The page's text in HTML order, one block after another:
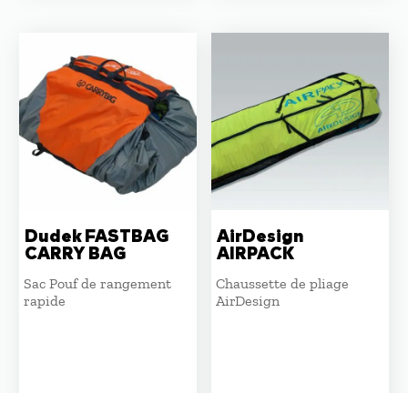
Dudek FASTBAG
CARRY BAG
Sac Pouf de rangement
rapide
AirDesign
AIRPACK
Chaussette de pliage
AirDesign